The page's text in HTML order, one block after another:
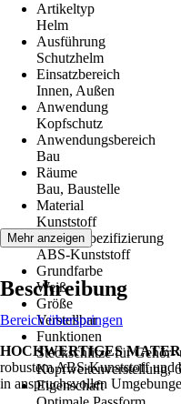
Artikeltyp
Helm
Ausführung
Schutzhelm
Einsatzbereich
Innen, Außen
Anwendung
Kopfschutz
Anwendungsbereich
Bau
Räume
Bau, Baustelle
Material
Kunststoff
Materialspezifizierung
ABS-Kunststoff
Grundfarbe
Weiß
Größe
Verstellbar
Funktionen
Steckschlitze für Gehör-
Kopfweitenverstellung,
Eigenschaft
Mehr anzeigen
Beschreibung
Bereich überspringen
HOCHWERTIGES
robustem ABS-Kunststoff und
in anspruchsvollen